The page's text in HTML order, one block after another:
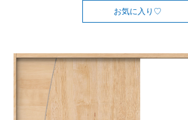
お気に入り